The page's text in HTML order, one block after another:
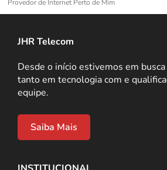
Provedor de Internet Perto de Mim
JHR Telecom
Desde o início estivemos em
tanto em tecnologia com e
equipe.
Saiba Mais